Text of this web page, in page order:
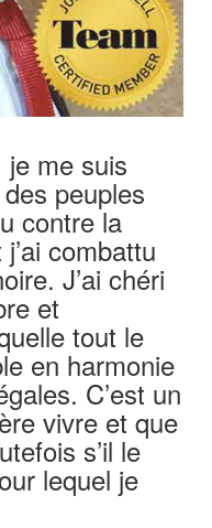
me suis
peuples
contre la
combattu
J’ai chéri
et
tout le
en harmonie
C’est un
vivre et que
s’il le
lequel je